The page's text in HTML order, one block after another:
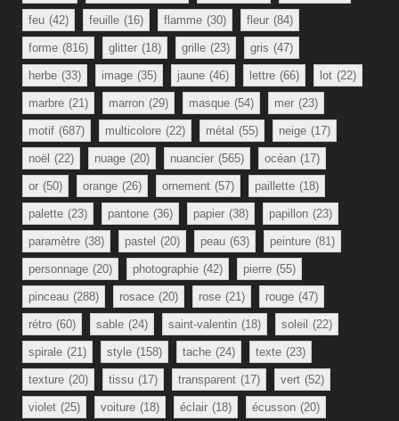
feu (42) feuille (16) flamme (30) fleur (84)
forme (816) glitter (18) grille (23) gris (47)
herbe (33) image (35) jaune (46) lettre (66) lot (22)
marbre (21) marron (29) masque (54) mer (23)
motif (687) multicolore (22) métal (55) neige (17)
noël (22) nuage (20) nuancier (565) océan (17)
or (50) orange (26) ornement (57) paillette (18)
palette (23) pantone (36) papier (38) papillon (23)
paramètre (38) pastel (20) peau (63) peinture (81)
personnage (20) photographie (42) pierre (55)
pinceau (288) rosace (20) rose (21) rouge (47)
rétro (60) sable (24) saint-valentin (18) soleil (22)
spirale (21) style (158) tache (24) texte (23)
texture (20) tissu (17) transparent (17) vert (52)
violet (25) voiture (18) éclair (18) écusson (20)